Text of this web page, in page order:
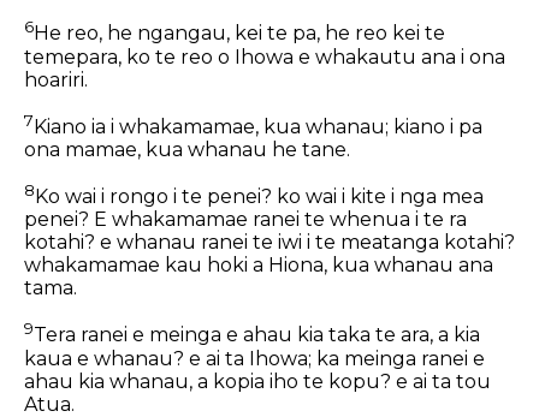
6He reo, he ngangau, kei te pa, he reo kei te
temepara, ko te reo o Ihowa e whakautu ana i ona
hoariri.
7Kiano ia i whakamamae, kua whanau; kiano i pa
ona mamae, kua whanau he tane.
8 Ko wai i rongo i te penei? ko wai i kite i nga mea
penei? E whakamamae ranei te whenua i te ra
kotahi? e whanau ranei te iwi i te meatanga kotahi?
whakamamae kau hoki a Hiona, kua whanau ana
tama.
9Tera ranei e meinga e ahau kia taka te ara, a kia
kaua e whanau? e ai ta Ihowa; ka meinga ranei e
ahau kia whanau, a kopia iho te kopu? e ai ta tou
Atua.